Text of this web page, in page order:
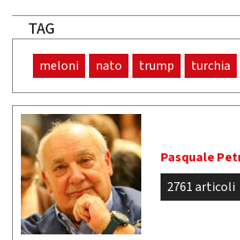
TAG
meloni nato trump turchia
Pasquale
2761 articoli